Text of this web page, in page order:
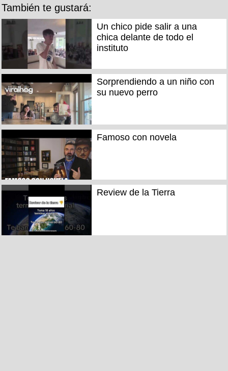
También te gustará:
Un chico pide salir a una
chica delante de todo el
instituto
Sorprendiendo a un niño con
su nuevo perro
Famoso con novela
Review de la Tierra